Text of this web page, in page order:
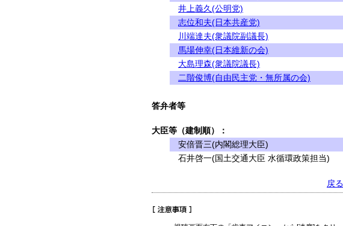
井上義久(公明党)
志位和夫(日本共産党)
川端達夫(衆議院副議長)
馬場伸幸(日本維新の会)
大島理森(衆議院議長)
二階俊博(自由民主党・無所属の会)
答弁者等
大臣等（建制順）：
安倍晋三(内閣総理大臣)
石井啓一(国土交通大臣 水循環政策担当)
戻る